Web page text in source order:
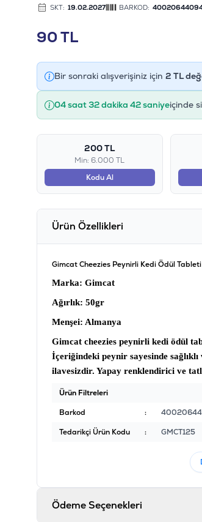
SKT: 19.02.2027 BARKOD:
90TL
Bir sonraki alışverişiniz için 2 TL
04 saat 32 dakika 42 saniyeiçinde
200 TL
Min: 6.000 TL
Kodu Al
Ürün Özellikleri
Gimcat Cheezies Peynirli Kedi Ödül
Marka: Gimcat
Ağırlık: 50gr
Menşei: Almanya
Gimcat cheezies peynirli kedi ödül
İçeriğindeki peynir sayesinde
ilavesizdir. Yapay renklendirici ve
Ürün Filtreleri
Barkod
:
Tedarikçi Ürün Kodu
: GMCT125
Ödeme Seçenekleri